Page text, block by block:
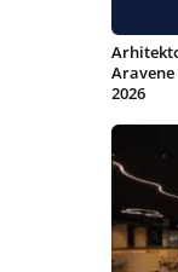
2026